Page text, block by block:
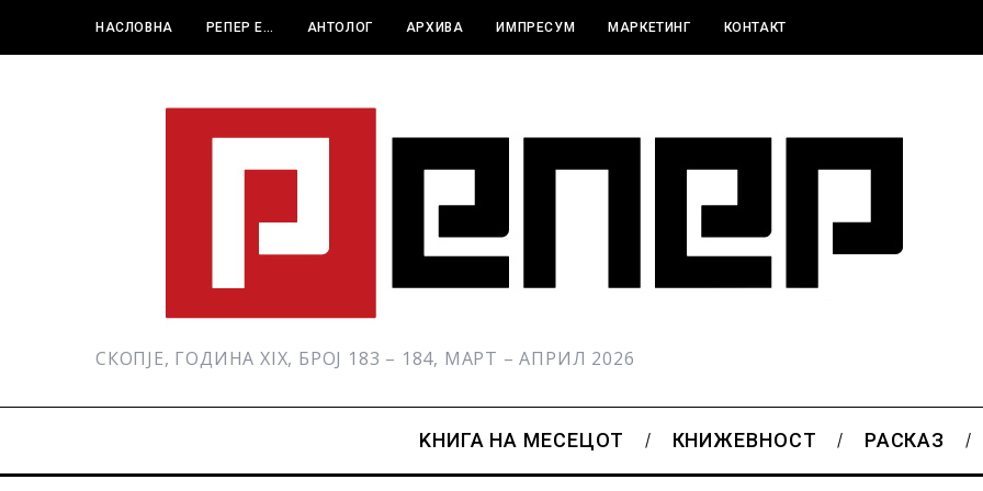
НАСЛОВНА РЕПЕР Е… АНТОЛОГ АРХИВА ИМПРЕСУМ МАРКЕТИНГ КОНТАКТ
СКОПЈЕ, ГОДИНА XIX, БРОЈ 183 – 184, МАРТ – АПРИЛ 2026
KНИГА НА МЕСЕЦОТ КНИЖЕВНОСТ РАСКАЗ